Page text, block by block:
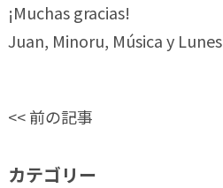
¡Muchas gracias!
Juan, Minoru, Música y Lunes
<<前の記事
カテゴリー